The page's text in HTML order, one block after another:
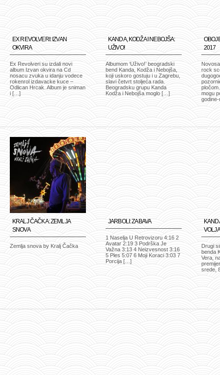
EX REVOLVERI: IZVAN
OKVIRA
Ex Revolveri su izdali novi
album Izvan okvira na Cd
nosacu zvuka u idanju vodece
rokenrol izdavacke kuce –
Odlican Hrcak. Album je sniman
i […]
KANDA, KODŽA I NEBOJŠA:
UŽIVO!
Albumom ‘Uživo!’ beogradski
bend Kanda, Kodža i Nebojša,
koji uskoro gostuju i u Zagrebu,
slavi četvrt stoljeća rada.
Beogradsku grupu Kanda
Kodža i Nebojša moglo […]
2017
rock
mogu
KRALJ ČAČKA: ZEMLJA
SNOVA
Zemlja snova by Kralj Čačka
JARBOLI: ZABAVA
1 Naselja U Retrovizoru 4:16 2
Avatar 2:19 3 Podrška Je
Važna 3:13 4 Neizvesnost 3:16
5 Ples 5:07 6 Moji Koraci 3:03 7
Porcija […]
Drugi
benda
Vera,
srede,